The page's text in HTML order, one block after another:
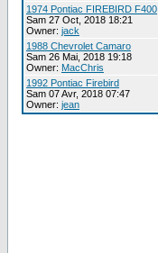
1974 Pontiac FIREBIRD F400
Sam 27 Oct, 2018 18:21
Owner: jack
1988 Chevrolet Camaro
Sam 26 Mai, 2018 19:18
Owner: MacChris
1992 Pontiac Firebird
Sam 07 Avr, 2018 07:47
Owner: jean